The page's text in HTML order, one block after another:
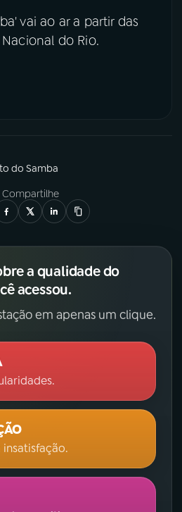
X
vai ao ar a partir das
do Rio.
do Samba
Compartilhe
a qualidade do
acessou.
em apenas um clique.
insatisfação.